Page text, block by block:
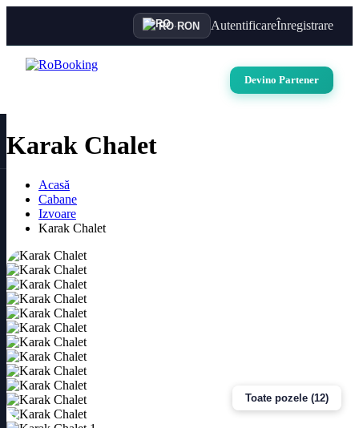
RO·RON AutentificareÎnregistrare
Devino Partener
Karak Chalet
Acasă
Cabane
Izvoare
Karak Chalet
Toate pozele (12)